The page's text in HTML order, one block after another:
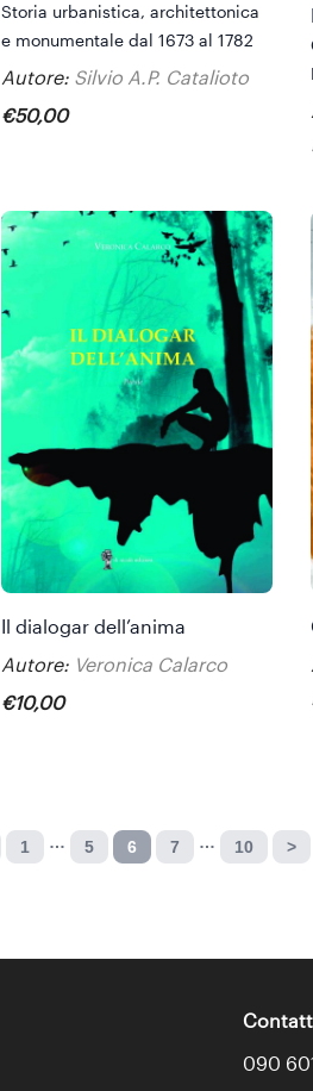
Storia urbanistica, architettonica
e monumentale dal 1673 al 1782
Autore: Silvio A.P. Catalioto
€50,00
Il dialogar dell’anima
Autore: Veronica Calarco
€10,00
1 … 5 6 7 … 10 >
090